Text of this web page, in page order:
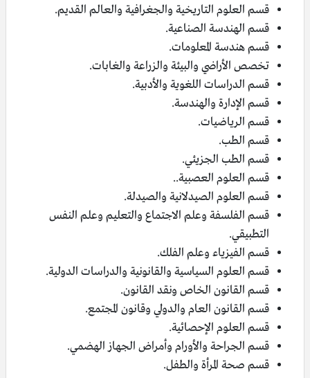
قسم العلوم التاريخية والجغرافية والعالم القديم.
قسم الهندسة الصناعية.
قسم هندسة المعلومات.
تخصص الأراضي والبيئة والزراعة والغابات.
قسم الدراسات اللغوية والأدبية.
قسم الإدارة والهندسة.
قسم الرياضيات.
قسم الطب.
قسم الطب الجزيئي.
قسم العلوم العصبية..
قسم العلوم الصيدلانية والصيدلة.
قسم الفلسفة وعلم الاجتماع والتعليم وعلم النفس
التطبيقي.
قسم الفيزياء وعلم الفلك.
قسم العلوم السياسية والقانونية والدراسات الدولية.
قسم القانون الخاص ونقد القانون.
قسم القانون العام والدولي وقانون المجتمع.
قسم العلوم الإحصائية.
قسم الجراحة والأورام وأمراض الجهاز الهضمي.
قسم صحة المرأة والطفل.